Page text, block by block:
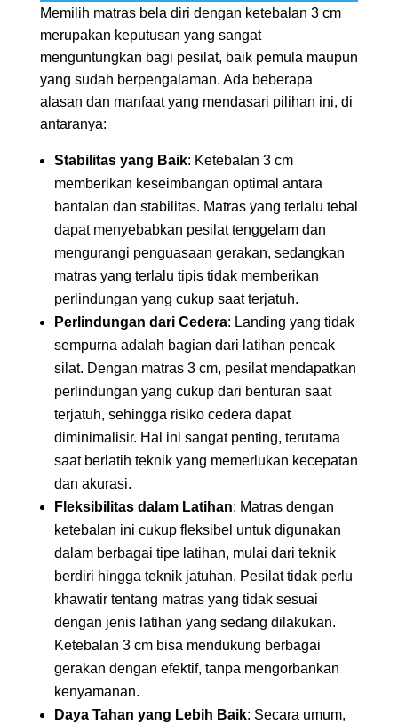
Memilih matras bela diri dengan ketebalan 3 cm
merupakan keputusan yang sangat
menguntungkan bagi pesilat, baik pemula maupun
yang sudah berpengalaman. Ada beberapa
alasan dan manfaat yang mendasari pilihan ini, di
antaranya:
Stabilitas yang Baik: Ketebalan 3 cm
memberikan keseimbangan optimal antara
bantalan dan stabilitas. Matras yang terlalu tebal
dapat menyebabkan pesilat tenggelam dan
mengurangi penguasaan gerakan, sedangkan
matras yang terlalu tipis tidak memberikan
perlindungan yang cukup saat terjatuh.
Perlindungan dari Cedera: Landing yang tidak
sempurna adalah bagian dari latihan pencak
silat. Dengan matras 3 cm, pesilat mendapatkan
perlindungan yang cukup dari benturan saat
terjatuh, sehingga risiko cedera dapat
diminimalisir. Hal ini sangat penting, terutama
saat berlatih teknik yang memerlukan kecepatan
dan akurasi.
Fleksibilitas dalam Latihan: Matras dengan
ketebalan ini cukup fleksibel untuk digunakan
dalam berbagai tipe latihan, mulai dari teknik
berdiri hingga teknik jatuhan. Pesilat tidak perlu
khawatir tentang matras yang tidak sesuai
dengan jenis latihan yang sedang dilakukan.
Ketebalan 3 cm bisa mendukung berbagai
gerakan dengan efektif, tanpa mengorbankan
kenyamanan.
Daya Tahan yang Lebih Baik: Secara umum,